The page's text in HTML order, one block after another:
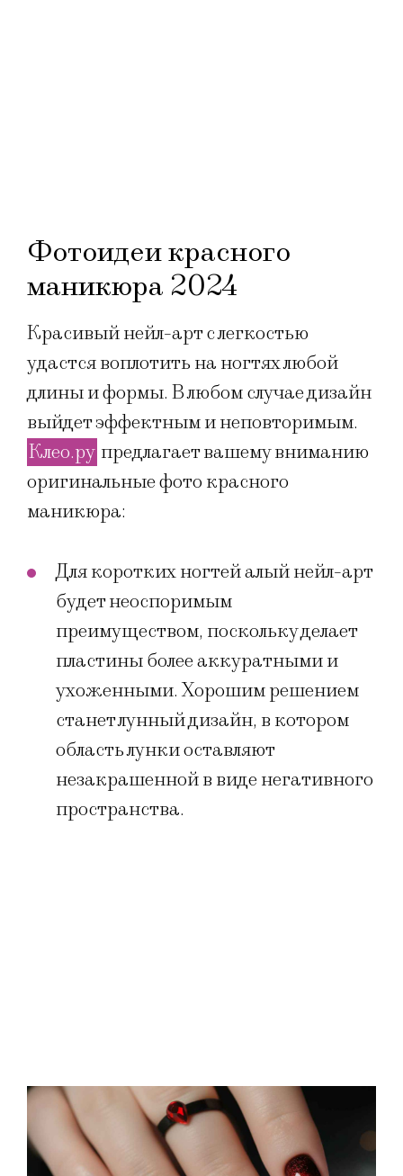
Фотоидеи красного
маникюра 2024
Красивый нейл-арт с легкостью
удастся воплотить на ногтях любой
длины и формы. В любом случае дизайн
выйдет эффектным и неповторимым.
Клео.ру предлагает вашему вниманию
оригинальные фото красного
маникюра:
Для коротких ногтей алый нейл-арт
будет неоспоримым
преимуществом, поскольку делает
пластины более аккуратными и
ухоженными. Хорошим решением
станет лунный дизайн, в котором
область лунки оставляют
незакрашенной в виде негативного
пространства.